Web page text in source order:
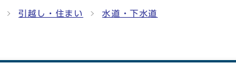
引越し・住まい 水道・下水道